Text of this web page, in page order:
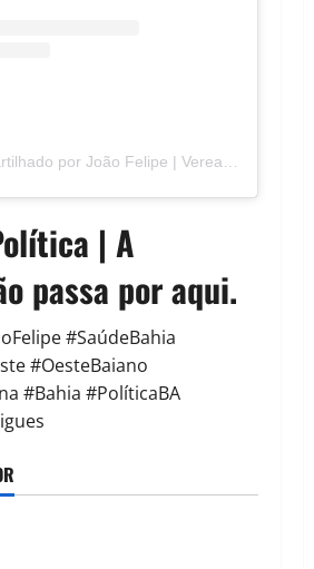
Um post compartilhado por João Felipe | Vereador em Barreiras/BA (@vereadorjoaofelipe)
| A
passa por aqui.
#SaúdeBahia
#OesteBaiano
#Bahia #PolíticaBA